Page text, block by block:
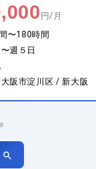
〜
140時間〜180
東京都港区 /